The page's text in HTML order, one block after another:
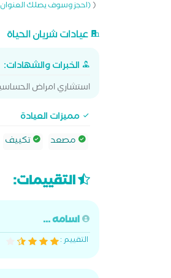
((احجز وسوف يصلك العنوان
عيادات شريان الحياة
الخبرات والشهادات:
استشاري امراض
مميزات العيادة
مصعد
تكييف
التقييمات:
اسامه ...
التقييم :